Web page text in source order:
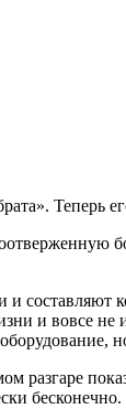
Теперь
и вовсе
бесконечно.